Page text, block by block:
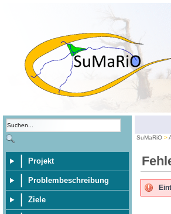
Projekt
Problembeschreibung
Ziele
SuMaRiO